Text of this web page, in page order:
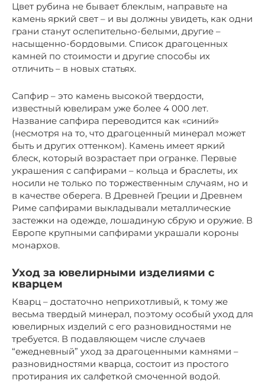
Цвет рубина не бывает блеклым, направьте на
камень яркий свет – и вы должны увидеть, как одни
грани станут ослепительно-белыми, другие –
насыщенно-бордовыми. Список драгоценных
камней по стоимости и другие способы их
отличить – в новых статьях.
Сапфир – это камень высокой твердости,
известный ювелирам уже более 4 000 лет.
Название сапфира переводится как «синий»
(несмотря на то, что драгоценный минерал может
быть и других оттенком). Камень имеет яркий
блеск, который возрастает при огранке. Первые
украшения с сапфирами – кольца и браслеты, их
носили не только по торжественным случаям, но и
в качестве оберега. В Древней Греции и Древнем
Риме сапфирами выкладывали металлические
застежки на одежде, лошадиную сбрую и оружие. В
Европе крупными сапфирами украшали короны
монархов.
Уход за ювелирными изделиями с
кварцем
Кварц – достаточно неприхотливый, к тому же
весьма твердый минерал, поэтому особый уход для
ювелирных изделий с его разновидностями не
требуется. В подавляющем числе случаев
“ежедневный” уход за драгоценными камнями –
разновидностями кварца, состоит из простого
протирания их салфеткой смоченной водой.